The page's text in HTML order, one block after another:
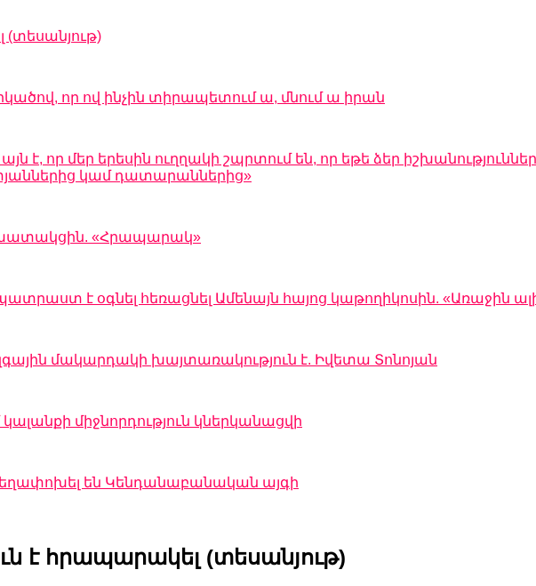
(տեսանյութ)
որ ով ինչին տիրապետում ա, մնում ա իրան
որ մեր երեսին ուղղակի շպրտում են, որ եթե ձեր
կամ դատարաններից»
«Հրապարակ»
է օգնել հեռացնել Ամենայն հայոց կաթողիկոսին. «Առաջին
մակարդակի խայտառակություն է. Իվետա Տոնոյան
միջնորդություն կներկանացվի
են Կենդանաբանական այգի
է հրապարակել (տեսանյութ)